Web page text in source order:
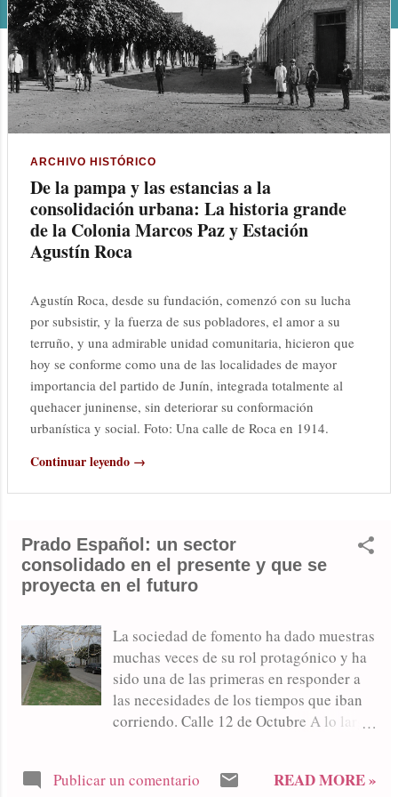
n
t
r
a
ARCHIVO HISTÓRICO
De la pampa y las estancias a la
consolidación urbana: La historia grande
de la Colonia Marcos Paz y Estación
Agustín Roca
Agustín Roca, desde su fundación, comenzó con su lucha
por subsistir, y la fuerza de sus pobladores, el amor a su
terruño, y una admirable unidad comunitaria, hicieron que
hoy se conforme como una de las localidades de mayor
importancia del partido de Junín, integrada totalmente al
quehacer juninense, sin deteriorar su conformación
urbanística y social. Foto: Una calle de Roca en 1914.
Continuar leyendo →
Prado Español: un sector
consolidado en el presente y que se
proyecta en el futuro
La sociedad de fomento ha dado muestras
muchas veces de su rol protagónico y ha
sido una de las primeras en responder a
las necesidades de los tiempos que iban
corriendo. Calle 12 de Octubre A lo largo
ampliamente como lo destacan sus
Publicar un comentario READ MORE »